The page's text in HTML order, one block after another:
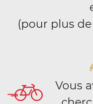
(pour plus
Vous